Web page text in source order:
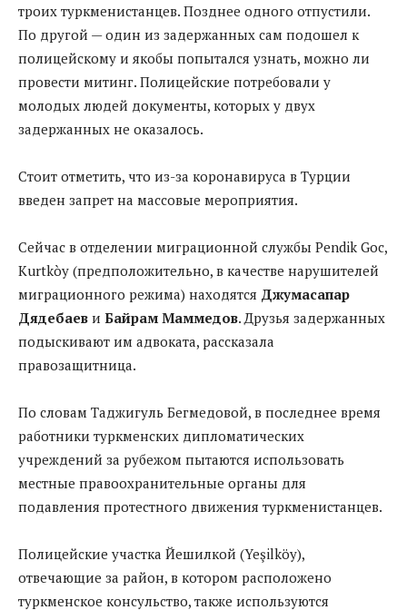
троих туркменистанцев. Позднее одного отпустили.
По другой — один из задержанных сам подошел к
полицейскому и якобы попытался узнать, можно ли
провести митинг. Полицейские потребовали у
молодых людей документы, которых у двух
задержанных не оказалось.
Стоит отметить, что из-за коронавируса в Турции
введен запрет на массовые мероприятия.
Сейчас в отделении миграционной службы Pendik Goc,
Kurtkòy (предположительно, в качестве нарушителей
миграционного режима) находятся Джумасапар
Дядебаев и Байрам Маммедов. Друзья задержанных
подыскивают им адвоката, рассказала
правозащитница.
По словам Таджигуль Бегмедовой, в последнее время
работники туркменских дипломатических
учреждений за рубежом пытаются использовать
местные правоохранительные органы для
подавления протестного движения туркменистанцев.
Полицейские участка Йешилкой (Yeşilköy),
отвечающие за район, в котором расположено
туркменское консульство, также используются